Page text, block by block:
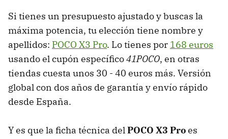
Si tienes un presupuesto ajustado y buscas la
máxima potencia, tu elección tiene nombre y
apellidos: POCO X3 Pro. Lo tienes por 168 euros
usando el cupón específico41POCO, en otras
tiendas cuesta unos 30 - 40 euros más. Versión
global con dos años de garantía y envío rápido
desde España.
Y es que la ficha técnica delPOCO X3 Proes